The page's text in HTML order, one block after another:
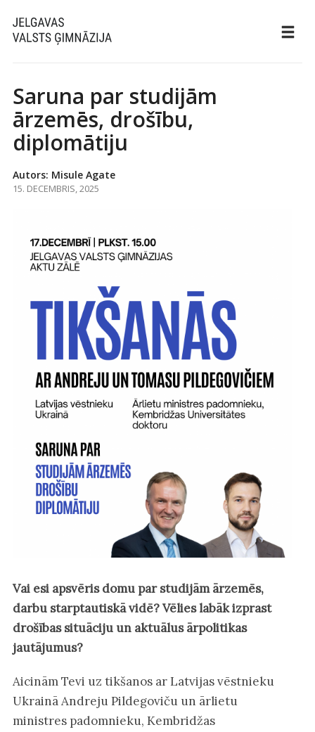
Saruna par studijām
ārzemēs, drošību,
diplomātiju
Autors: Misule Agate
15. DECEMBRIS, 2025
Vai esi apsvēris domu par studijām ārzemēs,
darbu starptautiskā vidē? Vēlies labāk izprast
drošības situāciju un aktuālus ārpolitikas
jautājumus?
Aicinām Tevi uz tikšanos ar Latvijas vēstnieku
Ukrainā Andreju Pildegoviču un ārlietu
ministres padomnieku, Kembridžas